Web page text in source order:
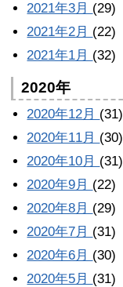
2021年3月 (29)
2021年2月 (22)
2021年1月 (32)
2020年
2020年12月 (31)
2020年11月 (30)
2020年10月 (31)
2020年9月 (22)
2020年8月 (29)
2020年7月 (31)
2020年6月 (30)
2020年5月 (31)